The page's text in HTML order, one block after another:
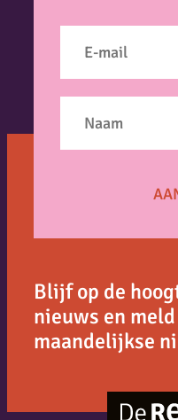
Blijf op de
nieuws en
maandelijkse